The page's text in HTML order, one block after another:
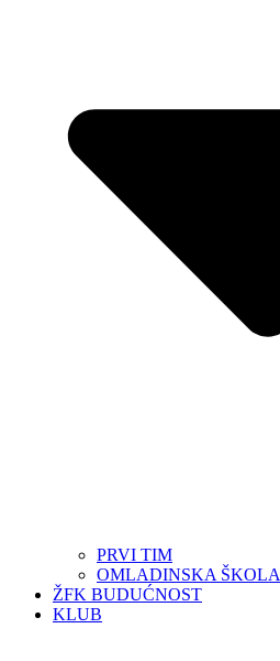
PRVI TIM
OMLADINSKA ŠKOLA
ŽFK BUDUĆNOST
KLUB